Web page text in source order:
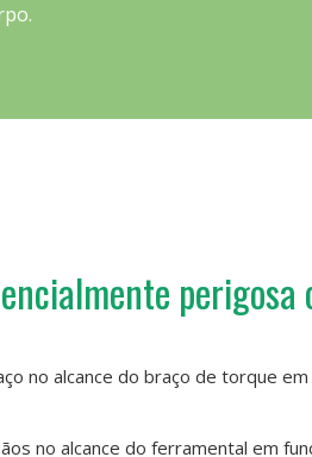
no alcance do braço de torque
no alcance do ferramental em